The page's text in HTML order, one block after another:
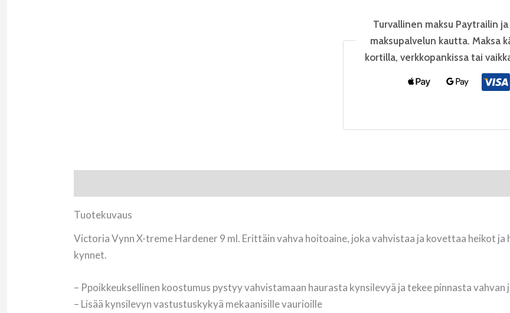
Turvallinen maksu Paytrailin
maksupalvelun kautta. Maksa
kortilla, verkkopankissa tai
Tuotekuvaus
Victoria Vynn X-treme Hardener 9 ml. Erittäin vahva hoitoaine, joka vahvistaa ja kovettaa heikot ja
kynnet.
– Ppoikkeuksellinen koostumus pystyy vahvistamaan haurasta kynsilevyä ja tekee pinnasta vahvan
– Lisää kynsilevyn vastustuskykyä mekaanisille vaurioille